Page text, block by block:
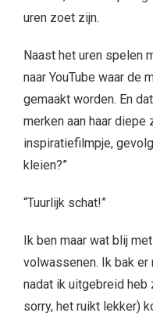
uren zoet zijn.
Naast het uren spelen
naar YouTube waar de
gemaakt worden. En
merken aan haar diepe
inspiratiefilmpje,
kleien?”
“Tuurlijk schat!”
Ik ben maar wat blij
volwassenen. Ik bak er
nadat ik uitgebreid heb
sorry, het ruikt lekker)